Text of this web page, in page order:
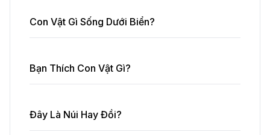
Con Vật Gì Sống Dưới Biển?
Bạn Thích Con Vật Gì?
Đây Là Núi Hay Đồi?